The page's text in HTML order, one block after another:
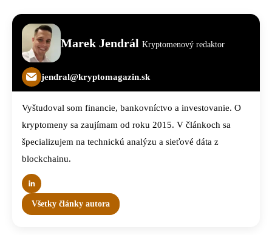
Marek Jendrál Kryptomenový redaktor
jendral@kryptomagazin.sk
Vyštudoval som financie, bankovníctvo a investovanie. O
kryptomeny sa zaujímam od roku 2015. V článkoch sa
špecializujem na technickú analýzu a sieťové dáta z
blockchainu.
Všetky články autora